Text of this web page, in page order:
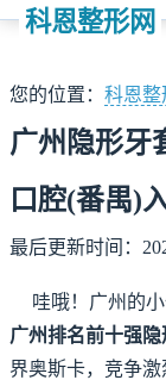
科恩整形网
您的位置： 科恩整
广州隐形牙
口腔(番禺)
最后更新时间：
哇哦！广州的
广州排名前十强
界奥斯卡，竞争